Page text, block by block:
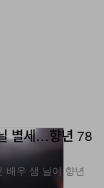
별세…향년 78
배우 샘 닐이 향년